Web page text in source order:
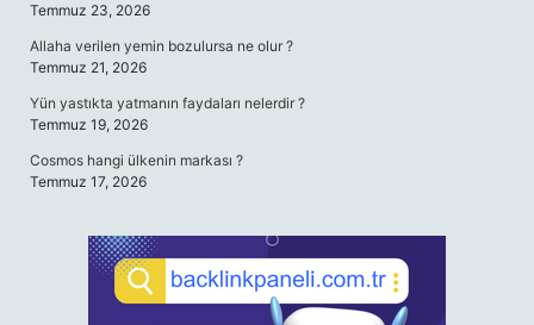
Temmuz 23, 2026
Allaha verilen yemin bozulursa ne olur ?
Temmuz 21, 2026
Yün yastıkta yatmanın faydaları nelerdir ?
Temmuz 19, 2026
Cosmos hangi ülkenin markası ?
Temmuz 17, 2026